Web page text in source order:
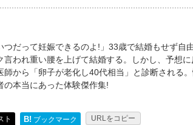
つだって妊娠できるのよ!」33歳で結婚もせず
言われ重い腰を上げて結婚する。しかし、予想
師から「卵子が老化し40代相当」と診断される
の本当にあった体験傑作集!
ト B! ブックマーク URLをコピー